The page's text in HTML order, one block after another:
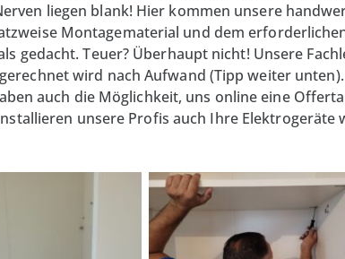
liegen blank! Hier kommen unsere
Montagematerial und dem
gedacht. Teuer? Überhaupt nicht! Unsere
wird nach Aufwand (Tipp weiter
auch die Möglichkeit, uns online eine
unsere Profis auch Ihre Elektrogeräte